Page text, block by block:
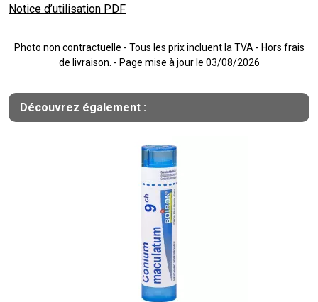
Notice d’utilisation PDF
Photo non contractuelle - Tous les prix incluent la TVA - Hors frais
de livraison. - Page mise à jour le 03/08/2026
Découvrez également :